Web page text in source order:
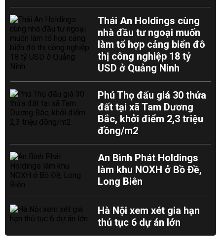
Thái An Holdings cùng
nhà đầu tư ngoại muốn
làm tổ hợp cảng biển đô
thị công nghiệp 18 tỷ
USD ở Quảng Ninh
Phú Thọ đấu giá 30 thửa
đất tại xã Tam Dương
Bắc, khởi điểm 2,3 triệu
đồng/m2
An Bình Phát Holdings
làm khu NOXH ở Bồ Đề,
Long Biên
Hà Nội xem xét gia hạn
thủ tục 6 dự án lớn